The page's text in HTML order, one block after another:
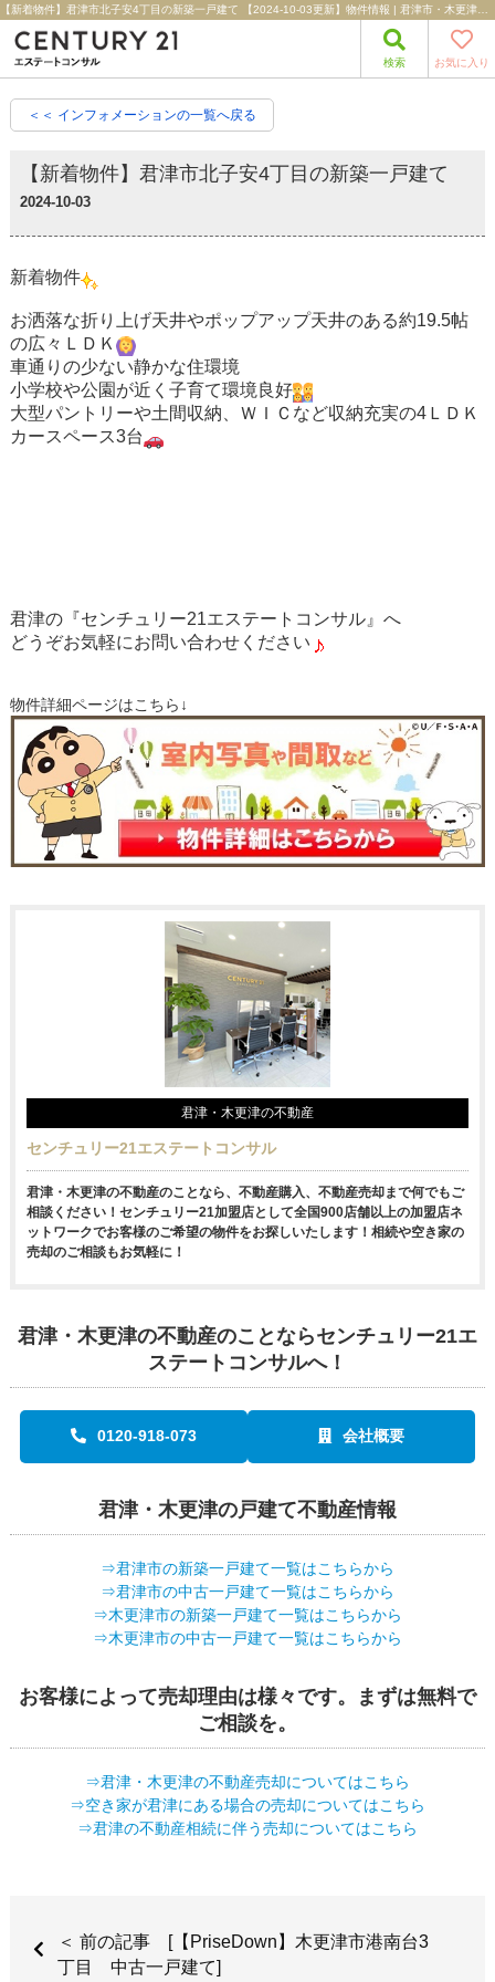
検索 お気に入り
＜＜ インフォメーションの一覧へ戻る
【新着物件】君津市北子安4丁目の新築一戸建て
2024-10-03
新着物件
お洒落な折り上げ天井やポップアップ天井のある約19.5帖
の広々ＬＤＫ
車通りの少ない静かな住環境
小学校や公園が近く子育て環境良好
大型パントリーや土間収納、ＷＩＣなど収納充実の4ＬＤＫ
カースペース3台
君津の『センチュリー21エステートコンサル』へ
どうぞお気軽にお問い合わせください
物件詳細ページはこちら↓
君津・木更津の不動産
センチュリー21エステートコンサル
君津・木更津の不動産のことなら、不動産購入、不動産売却まで何でもご
相談ください！センチュリー21加盟店として全国900店舗以上の加盟店ネ
ットワークでお客様のご希望の物件をお探しいたします！相続や空き家の
売却のご相談もお気軽に！
君津・木更津の不動産のことならセンチュリー21エ
ステートコンサルへ！
0120-918-073 会社概要
君津・木更津の戸建て不動産情報
⇒君津市の新築一戸建て一覧はこちらから
⇒君津市の中古一戸建て一覧はこちらから
⇒木更津市の新築一戸建て一覧はこちらから
⇒木更津市の中古一戸建て一覧はこちらから
お客様によって売却理由は様々です。まずは無料で
ご相談を。
⇒君津・木更津の不動産売却についてはこちら
⇒空き家が君津にある場合の売却についてはこちら
⇒君津の不動産相続に伴う売却についてはこちら
＜ 前の記事 [【PriseDown】木更津市港南台3
丁目 中古一戸建て]